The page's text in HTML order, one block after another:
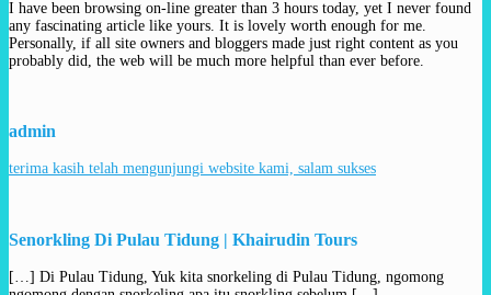
I have been browsing on-line greater than 3 hours today, yet I never found
any fascinating article like yours. It is lovely worth enough for me.
Personally, if all site owners and bloggers made just right content as you
probably did, the web will be much more helpful than ever before.
admin
terima kasih telah mengunjungi website kami, salam sukses
Senorkling Di Pulau Tidung | Khairudin Tours
[…] Di Pulau Tidung, Yuk kita snorkeling di Pulau Tidung, ngomong